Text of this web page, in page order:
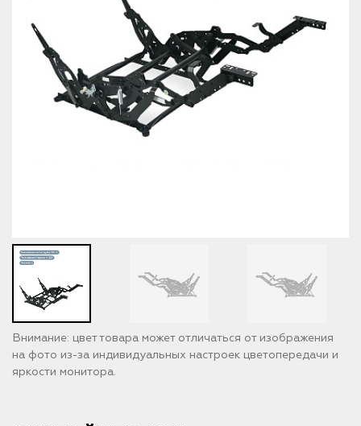
Внимание: цвет товара может отличаться от изображения
на фото из-за индивидуальных настроек цветопередачи и
яркости монитора.